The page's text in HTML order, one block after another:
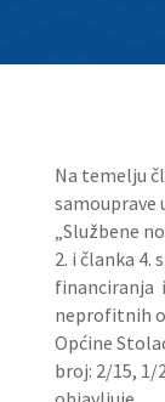
Na temelju
samouprave
„Službene
2. i članka 4.
financiranja
neprofitnih
Općine
broj: 2/15, 1/